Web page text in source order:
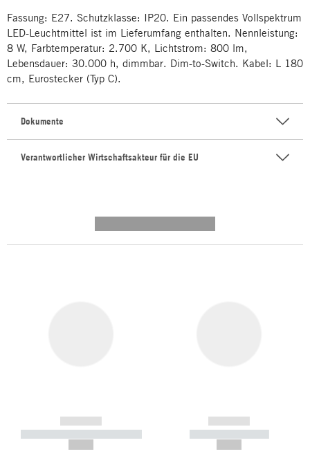
Fassung: E27. Schutzklasse: IP20. Ein passendes Vollspektrum
LED-Leuchtmittel ist im Lieferumfang enthalten. Nennleistung:
8 W, Farbtemperatur: 2.700 K, Lichtstrom: 800 lm,
Lebensdauer: 30.000 h, dimmbar. Dim-to-Switch. Kabel: L 180
cm, Eurostecker (Typ C).
Dokumente
Verantwortlicher Wirtschaftsakteur für die EU
------------
----------- ----------- -----------
------------
----------- -----------